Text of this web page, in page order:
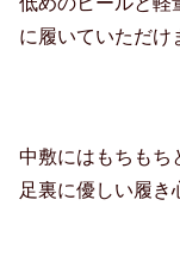
に履いていただけ
中敷にはもちもち
足裏に優しい履き